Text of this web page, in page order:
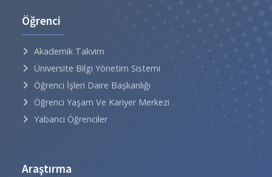
Öğrenci
Akademik Takvim
Üniversite Bilgi Yönetim Sistemi
Öğrenci İşleri Daire Başkanlığı
Öğrenci Yaşam Ve Kariyer Merkezi
Yabancı Öğrenciler
Araştırma